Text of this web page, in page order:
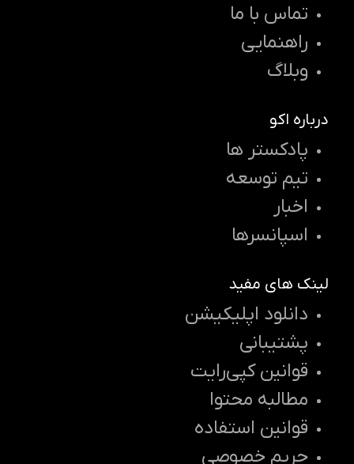
تماس با ما
راهنمایی
وبلاگ
درباره اکو
پادکستر ها
تیم توسعه
اخبار
اسپانسرها
لینک های مفید
دانلود اپلیکیشن
پشتیبانی
قوانین کپی‌رایت
مطالبه محتوا
قوانین استفاده
حریم خصوصی